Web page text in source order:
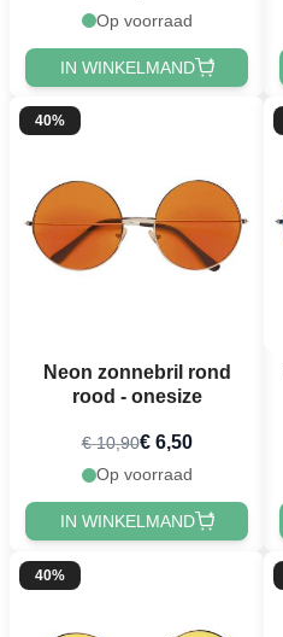
Op voorraad
IN WINKELMAND
40%
Neon zonnebril rond
rood - onesize
€ 10,90€ 6,50
Op voorraad
IN WINKELMAND
40%